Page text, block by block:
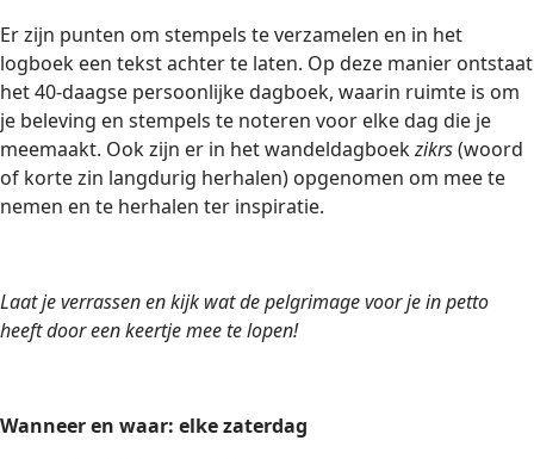
Er zijn punten om stempels te verzamelen en in het
logboek een tekst achter te laten. Op deze manier ontstaat
het 40-daagse persoonlijke dagboek, waarin ruimte is om
je beleving en stempels te noteren voor elke dag die je
meemaakt. Ook zijn er in het wandeldagboekzikrs(woord
of korte zin langdurig herhalen) opgenomen om mee te
nemen en te herhalen ter inspiratie.
Laat je verrassen en kijk wat de pelgrimage voor je in petto
heeft door een keertje mee te lopen!
Wanneer en waar: elke zaterdag